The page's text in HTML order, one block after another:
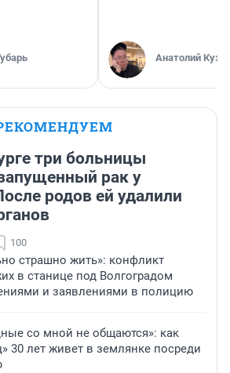
Анатолий
три больницы
рак у
родов ей удалили
100
страшно жить»: конфликт
в станице под Волгоградом
и заявлениями в полицию
со мной не общаются»: как
30 лет живет в землянке посреди